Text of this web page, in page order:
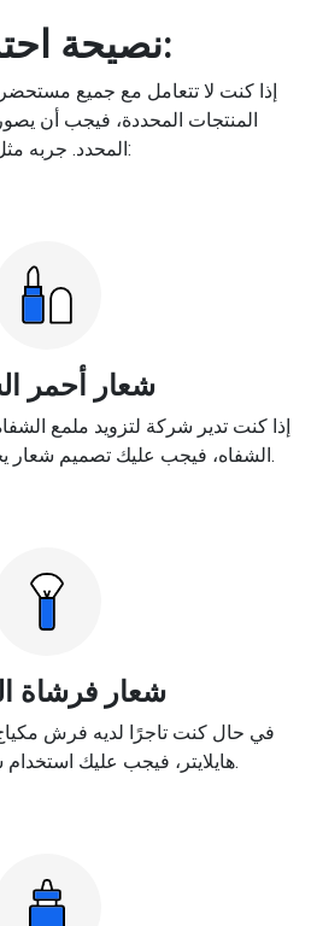
نصيحة احترافية:
إذا كنت لا تتعامل مع جميع
المنتجات المحددة، فيجب أن
المحدد. جربه مثل هذا:
شعار أحمر
إذا كنت تدير شركة لتزويد ملمع
الشفاه، فيجب عليك تصميم شعار يحتوي على أحمر الشفاه.
شعار فرشاة
في حال كنت تاجرًا لديه فرش
هايلايتر، فيجب عليك استخدام شعار فرشاة مكياج.